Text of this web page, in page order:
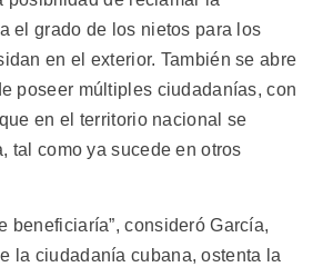
el grado de los nietos para los
en el exterior. También se abre
poseer múltiples ciudadanías, con
en el territorio nacional se
tal como ya sucede en otros
beneficiaría”, consideró García,
la ciudadanía cubana, ostenta la